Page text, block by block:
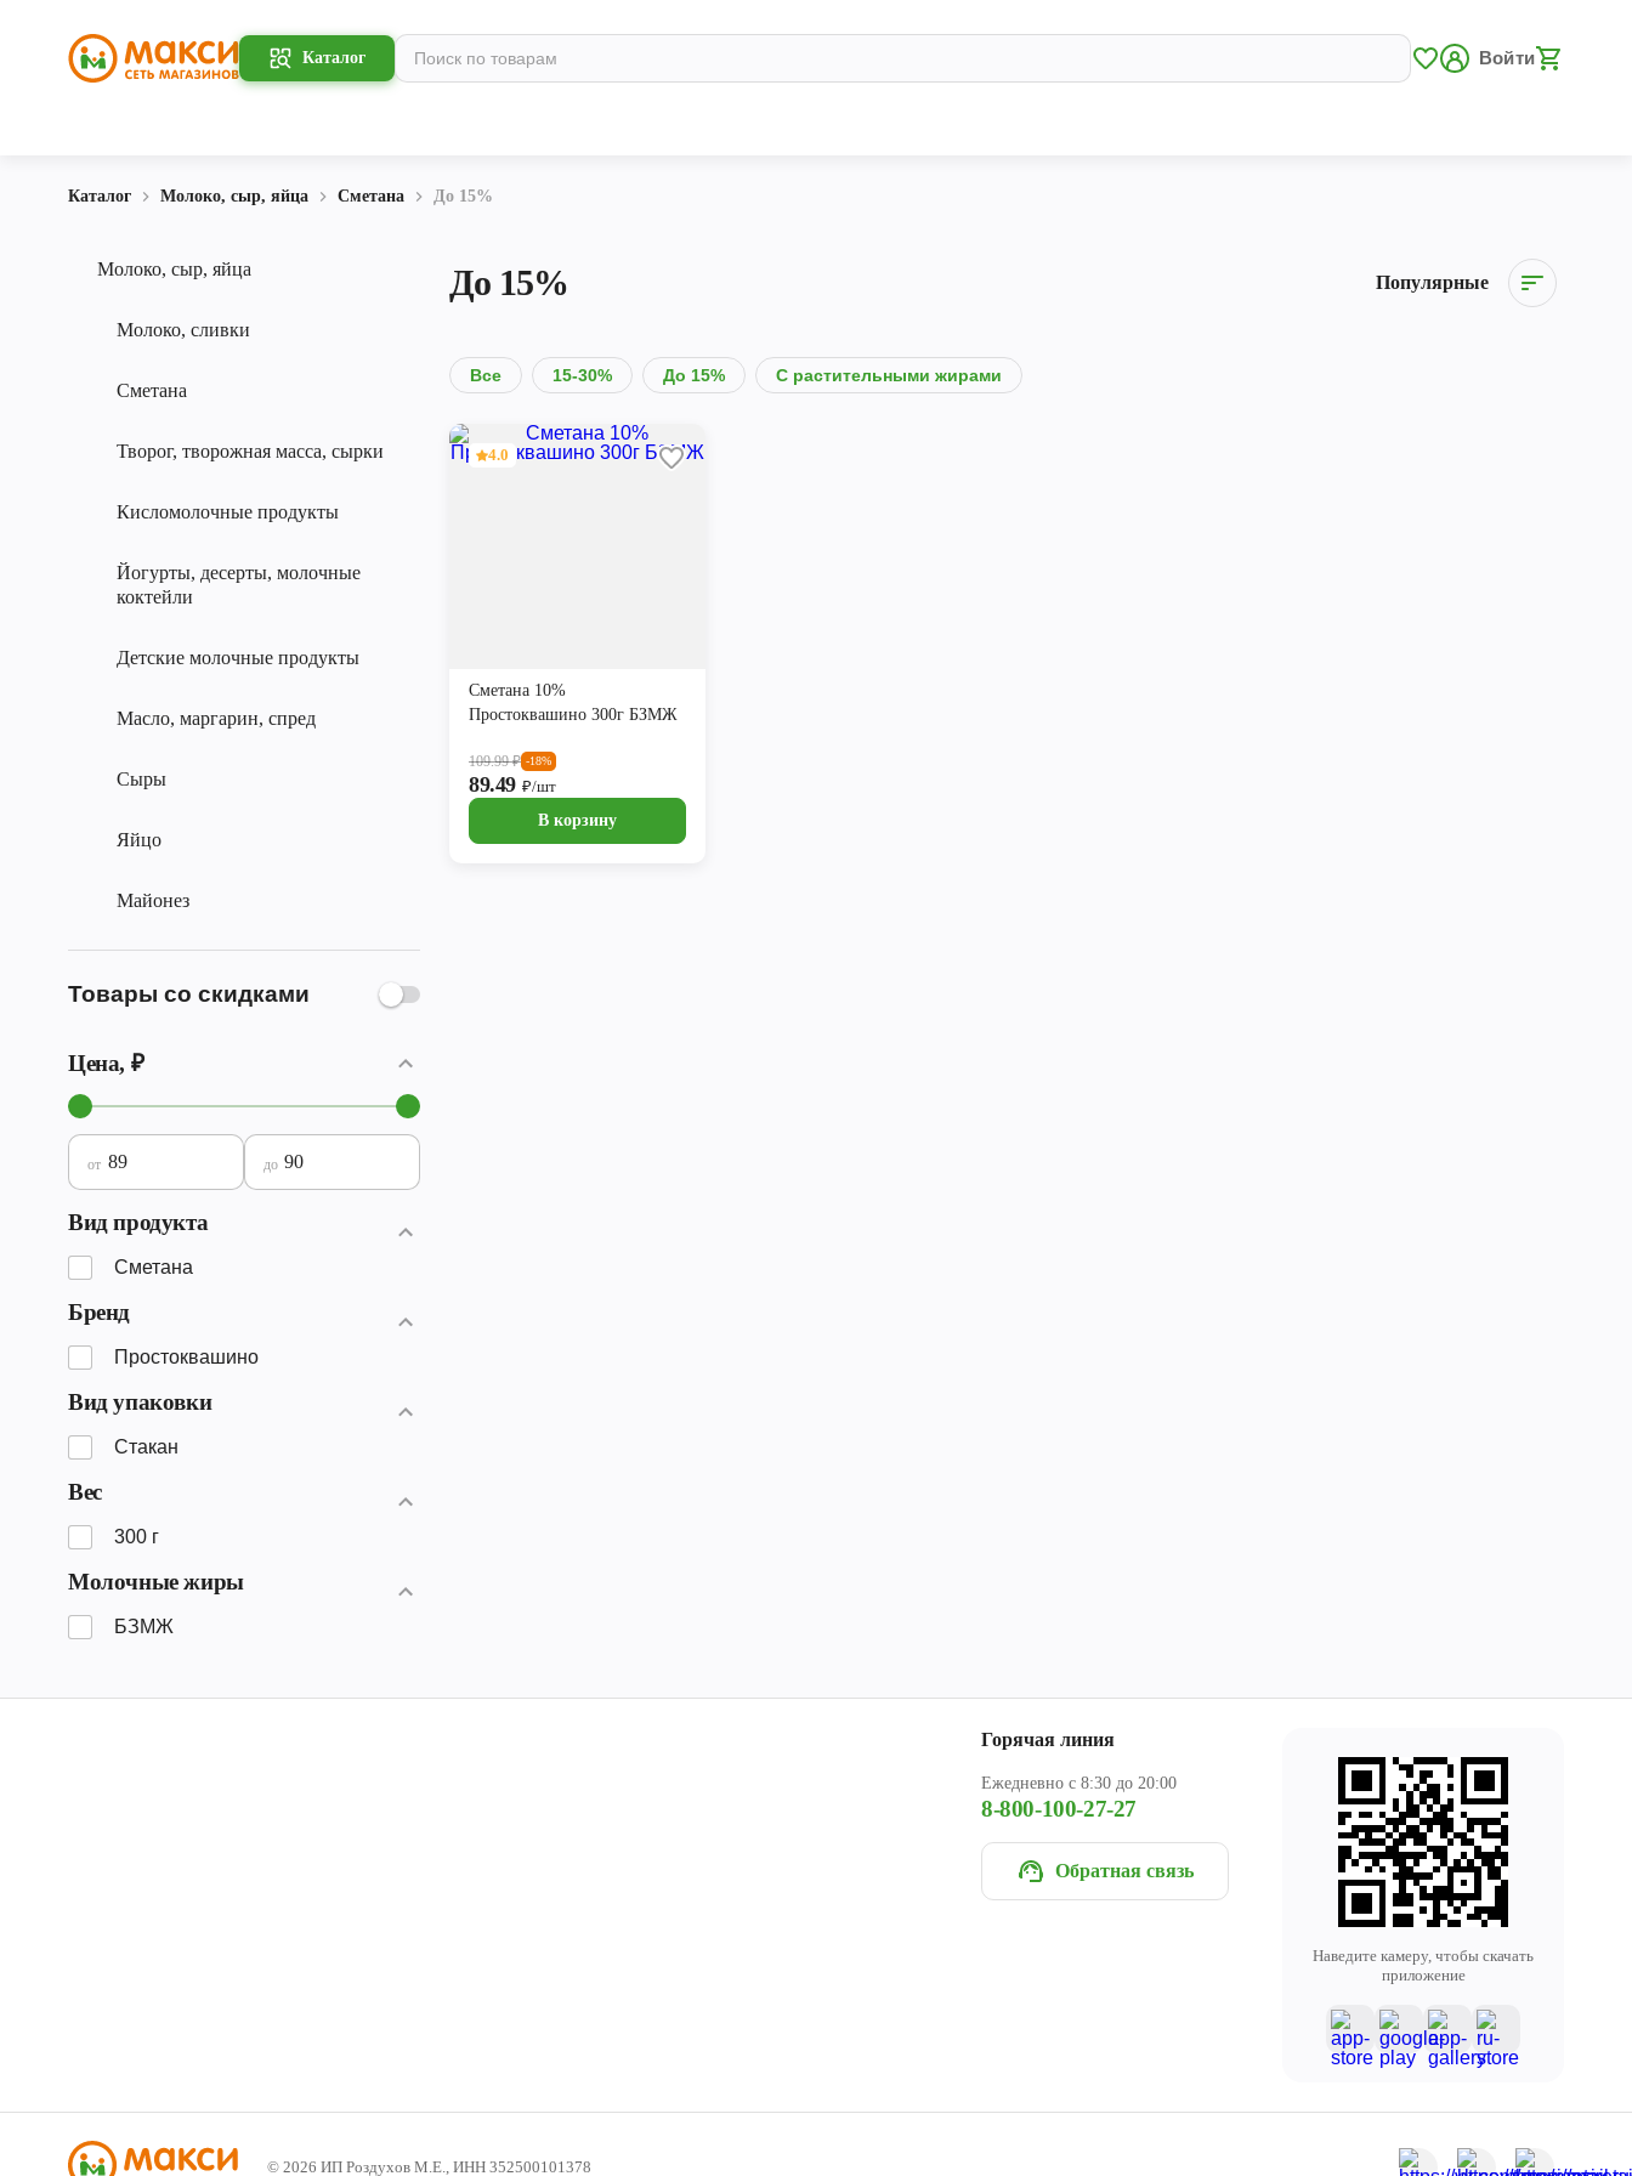
Каталог Войти
Каталог Молоко, сыр, яйца Сметана До 15%
Молоко, сыр, яйца
Молоко, сливки
Сметана
Творог, творожная масса, сырки
Кисломолочные продукты
Йогурты, десерты, молочные
коктейли
Детские молочные продукты
Масло, маргарин, спред
Сыры
Яйцо
Майонез
Товары со скидками
Цена, ₽
от до
Вид продукта
Сметана
Бренд
Простоквашино
Вид упаковки
Стакан
Вес
300 г
Молочные жиры
БЗМЖ
До 15% Популярные
Все 15-30% До 15% С растительными жирами
4.0
Сметана 10%
Простоквашино 300г БЗМЖ
109.99₽ -18%
89.49 ₽/шт
В корзину
Горячая линия
Ежедневно с 8:30 до 20:00
8-800-100-27-27
Обратная связь
Наведите камеру, чтобы скачать
приложение
© 2026 ИП Роздухов М.Е., ИНН 352500101378